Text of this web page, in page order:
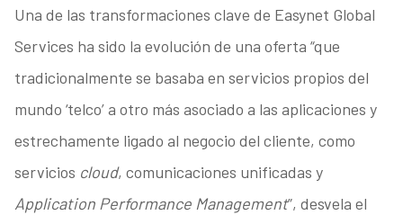
Una de las transformaciones clave de Easynet Global
Services ha sido la evolución de una oferta “que
tradicionalmente se basaba en servicios propios del
mundo ‘telco’ a otro más asociado a las aplicaciones y
estrechamente ligado al negocio del cliente, como
servicios cloud, comunicaciones unificadas y
Application Performance Management”, desvela el